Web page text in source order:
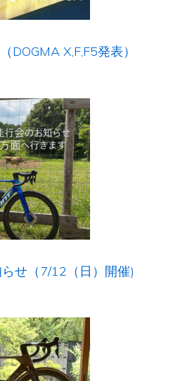
DOGMA X,F,F5発表）
せ（7/12（日）開催)